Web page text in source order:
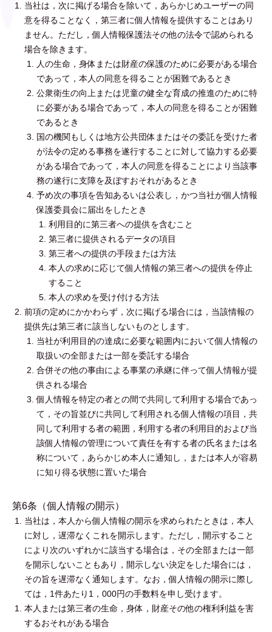
当社は，次に掲げる場合を除いて，あらかじめユーザーの同
意を得ることなく，第三者に個人情報を提供することはあり
ません。ただし，個人情報保護法その他の法令で認められる
場合を除きます。
人の生命，身体または財産の保護のために必要がある場合
であって，本人の同意を得ることが困難であるとき
公衆衛生の向上または児童の健全な育成の推進のために特
に必要がある場合であって，本人の同意を得ることが困難
であるとき
国の機関もしくは地方公共団体またはその委託を受けた者
が法令の定める事務を遂行することに対して協力する必要
がある場合であって，本人の同意を得ることにより当該事
務の遂行に支障を及ぼすおそれがあるとき
予め次の事項を告知あるいは公表し，かつ当社が個人情報
保護委員会に届出をしたとき
利用目的に第三者への提供を含むこと
第三者に提供されるデータの項目
第三者への提供の手段または方法
本人の求めに応じて個人情報の第三者への提供を停止
すること
本人の求めを受け付ける方法
前項の定めにかかわらず，次に掲げる場合には，当該情報の
提供先は第三者に該当しないものとします。
当社が利用目的の達成に必要な範囲内において個人情報の
取扱いの全部または一部を委託する場合
合併その他の事由による事業の承継に伴って個人情報が提
供される場合
個人情報を特定の者との間で共同して利用する場合であっ
て，その旨並びに共同して利用される個人情報の項目，共
同して利用する者の範囲，利用する者の利用目的および当
該個人情報の管理について責任を有する者の氏名または名
称について，あらかじめ本人に通知し，または本人が容易
に知り得る状態に置いた場合
第6条（個人情報の開示）
当社は，本人から個人情報の開示を求められたときは，本人
に対し，遅滞なくこれを開示します。ただし，開示すること
により次のいずれかに該当する場合は，その全部または一部
を開示しないこともあり，開示しない決定をした場合には，
その旨を遅滞なく通知します。なお，個人情報の開示に際し
ては，1件あたり1，000円の手数料を申し受けます。
本人または第三者の生命，身体，財産その他の権利利益を害
するおそれがある場合